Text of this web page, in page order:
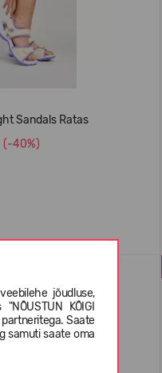
jõudluse,
KÕIGI
partneritega. Saate
samuti saate oma
Sandals Ratas
(-40%)